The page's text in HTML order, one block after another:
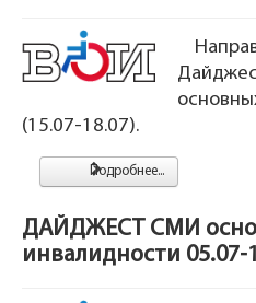
(15.07-18.07).
Подробнее...
ДАЙДЖЕСТ СМИ
инвалидности 05.07-